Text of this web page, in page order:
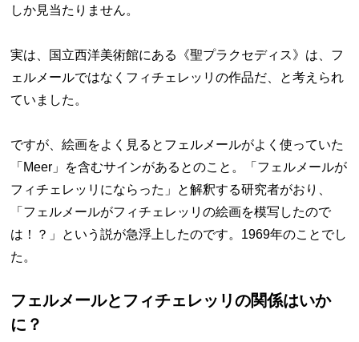
しか見当たりません。
実は、国立西洋美術館にある《聖プラクセディス》は、フ
ェルメールではなくフィチェレッリの作品だ、と考えられ
ていました。
ですが、絵画をよく見るとフェルメールがよく使っていた
「Meer」を含むサインがあるとのこと。「フェルメールが
フィチェレッリにならった」と解釈する研究者がおり、
「フェルメールがフィチェレッリの絵画を模写したので
は！？」という説が急浮上したのです。1969年のことでし
た。
フェルメールとフィチェレッリの関係はいか
に？